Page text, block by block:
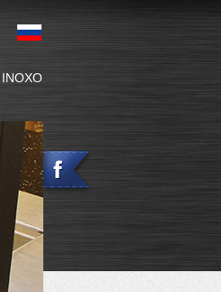
INOXO